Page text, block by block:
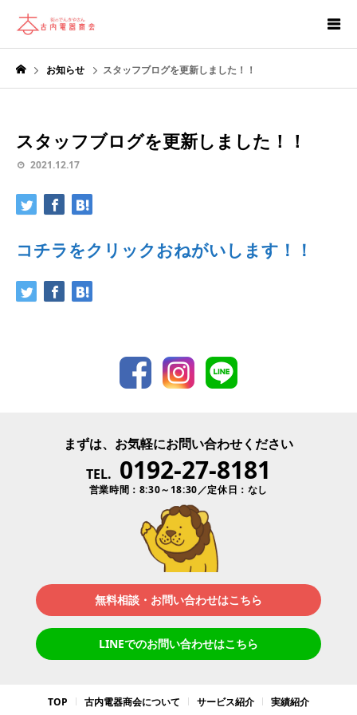
お知らせ スタッフブログを更新しました！！
スタッフブログを更新しました！！
2021.12.17
コチラをクリックおねがいします！！
まずは、お気軽にお問い合わせください
TEL. 0192-27-8181
営業時間：8:30～18:30／定休日：なし
無料相談・お問い合わせはこちら
LINEでのお問い合わせはこちら
TOP 古内電器商会について サービス紹介
実績紹介